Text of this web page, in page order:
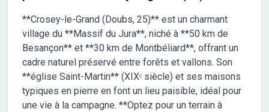
**Crosey-le-Grand (Doubs, 25)** est un charmant
village du **Massif du Jura**, niché à **50 km de
Besançon** et **30 km de Montbéliard**, offrant un
cadre naturel préservé entre forêts et vallons. Son
**église Saint-Martin** (XIXᵉ siècle) et ses maisons
typiques en pierre en font un lieu paisible, idéal pour
une vie à la campagne. **Optez pour un terrain à